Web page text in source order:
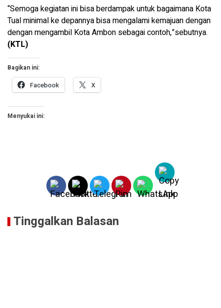
“Semoga kegiatan ini bisa berdampak untuk bagaimana Kota
Tual minimal ke depannya bisa mengalami kemajuan dengan
dengan mengambil Kota Ambon sebagai contoh,”sebutnya.
(KTL)
Bagikan ini:
Facebook X
Menyukai ini:
Tinggalkan Balasan